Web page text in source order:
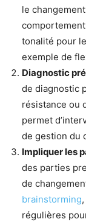
le
tonalité pour
exemple de
Diagnostic
de diagnostic
résistance ou
permet
de gestion du
Impliquer les
des parties
de
brainstorming
régulières